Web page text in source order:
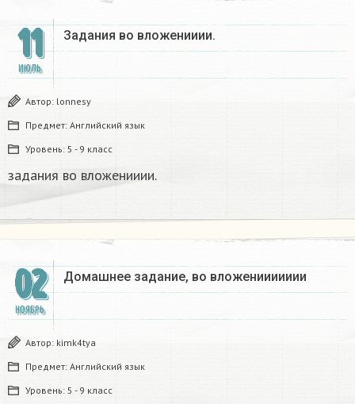
11
ИЮЛЬ
Задания во вложенииии.
Автор: lonnesy
Предмет: Английский язык
Уровень: 5 - 9 класс
задания во вложенииии.
02
НОЯБРЬ
Домашнее задание, во вложениииииии
Автор: kimk4tya
Предмет: Английский язык
Уровень: 5 - 9 класс